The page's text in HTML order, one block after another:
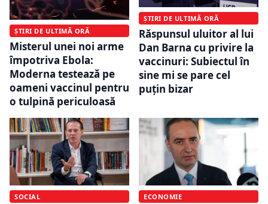
ȘTIRI DE ULTIMĂ ORĂ
Misterul unei noi arme
împotriva Ebola:
Moderna testează pe
oameni vaccinul pentru
o tulpină periculoasă
ȘTIRI DE ULTIMĂ ORĂ
Răspunsul uluitor al lui
Dan Barna cu privire la
vaccinuri: Subiectul în
sine mi se pare cel
puțin bizar
SOCIAL ECONOMIE